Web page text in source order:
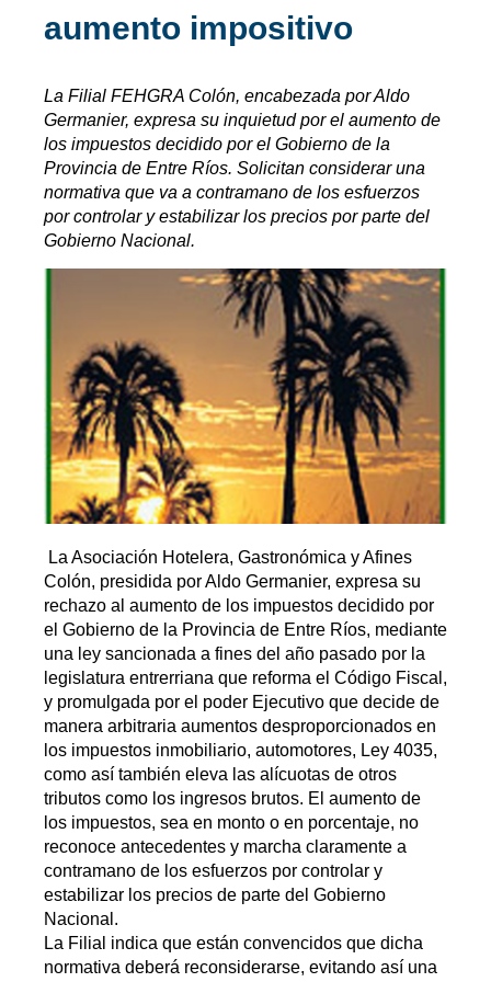
aumento impositivo
La Filial FEHGRA Colón, encabezada por Aldo
Germanier, expresa su inquietud por el aumento de
los impuestos decidido por el Gobierno de la
Provincia de Entre Ríos. Solicitan considerar una
normativa que va a contramano de los esfuerzos
por controlar y estabilizar los precios por parte del
Gobierno Nacional.
La Asociación Hotelera, Gastronómica y Afines
Colón, presidida por Aldo Germanier, expresa su
rechazo al aumento de los impuestos decidido por
el Gobierno de la Provincia de Entre Ríos, mediante
una ley sancionada a fines del año pasado por la
legislatura entrerriana que reforma el Código Fiscal,
y promulgada por el poder Ejecutivo que decide de
manera arbitraria aumentos desproporcionados en
los impuestos inmobiliario, automotores, Ley 4035,
como así también eleva las alícuotas de otros
tributos como los ingresos brutos. El aumento de
los impuestos, sea en monto o en porcentaje, no
reconoce antecedentes y marcha claramente a
contramano de los esfuerzos por controlar y
estabilizar los precios de parte del Gobierno
Nacional.
La Filial indica que están convencidos que dicha
normativa deberá reconsiderarse, evitando así una